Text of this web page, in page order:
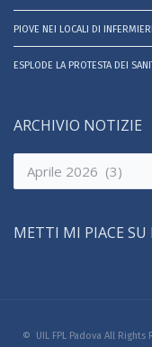
PIOVE NEI LOCALI DI
ESPLODE LA PROTESTA DEI
ARCHIVIO NOTIZIE
Archivio
notizie
METTI MI PIACE SU
© UIL FPL Padova All